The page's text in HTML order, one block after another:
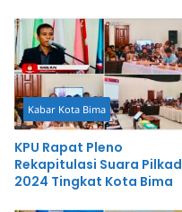
Publik
Kabar Kota Bima
KPU Rapat Pleno
Rekapitulasi Suara
2024 Tingkat Kota Bima